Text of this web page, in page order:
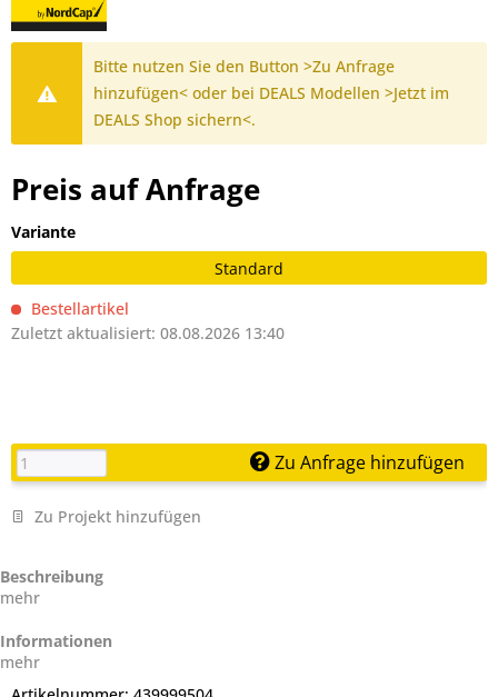
Bitte nutzen Sie den Button >Zu Anfrage
hinzufügen< oder bei DEALS Modellen >Jetzt im
DEALS Shop sichern<.
Preis auf Anfrage
Variante
Standard
Bestellartikel
Zuletzt aktualisiert: 08.08.2026 13:40
Zu Anfrage hinzufügen
Zu Projekt hinzufügen
Beschreibung
mehr
Informationen
mehr